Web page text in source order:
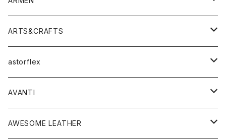
シャツ・ブラウス
パンツ
スカート
ワンピース・オールインワン
バッグ
シューズ
アクセサリー
アウター
コート
ジャケット
トップス
ベスト
シャツ
ワンピース
ボトム
ARTS&CRAFTS
アクセサリー
ウォレット
バッグ
astorflex
グッズ
靴
AVANTI
シャツ
AWESOME LEATHER